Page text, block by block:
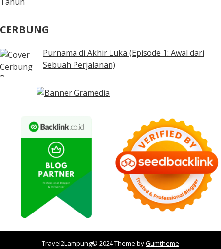
CERBUNG
Purnama di Akhir Luka (Episode 1: Awal dari
Sebuah Perjalanan)
Travel2Lampung© 2024 Theme byGumtheme